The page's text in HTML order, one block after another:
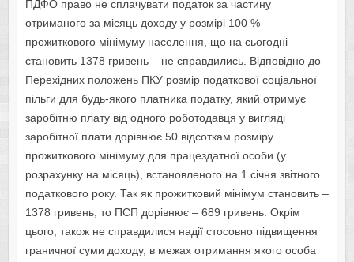
ПДФО право не сплачувати податок за частину
отриманого за місяць доходу у розмірі 100 %
прожиткового мінімуму населення, що на сьогодні
становить 1378 гривень – не справдились. Відповідно до
Перехідних положень ПКУ розмір податкової соціальної
пільги для будь-якого платника податку, який отримує
заробітню плату від одного роботодавця у вигляді
заробітної плати дорівнює 50 відсоткам розміру
прожиткового мінімуму для працездатної особи (у
розрахунку на місяць), встановленого на 1 січня звітного
податкового року. Так як прожитковий мінімум становить –
1378 гривень, то ПСП дорівнює – 689 гривень. Окрім
цього, також не справдилися надії стосовно підвищення
граничної суми доходу, в межах отримання якого особа